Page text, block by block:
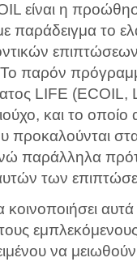
είναι η
παράδειγμα το
επιπτώσεων
παρόν
LIFE (ECOIL,
και το οποίο
προκαλούνται
παράλληλα
των
να μειωθούν